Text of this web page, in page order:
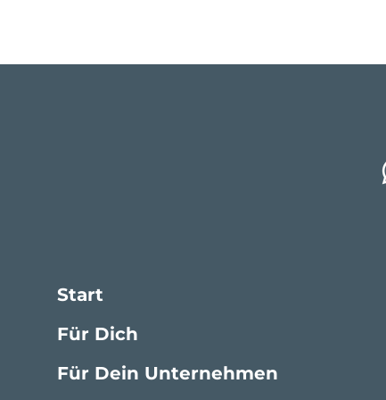
Start
Für Dich
Für Dein Unternehmen